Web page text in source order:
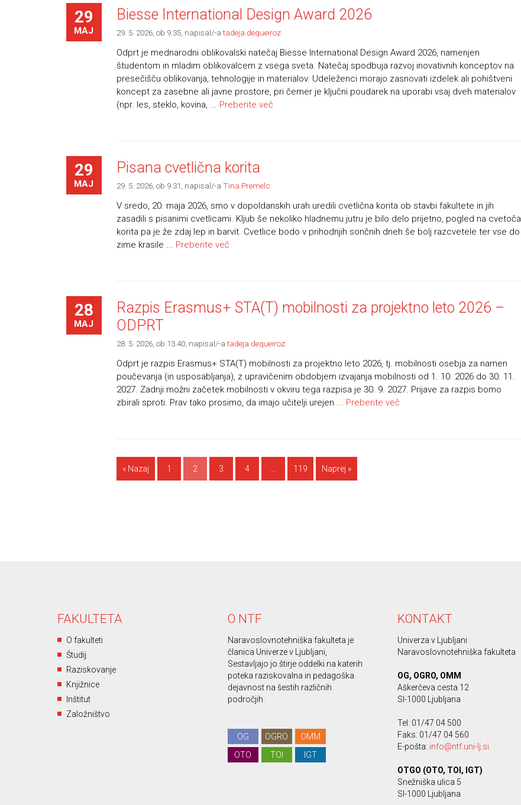
29
MAJ
Biesse International Design Award 2026
29. 5. 2026, ob 9.35, napisal/-atadeja.dequeiroz
Odprt je mednarodni oblikovalski natečaj Biesse International Design Award 2026, namenjen
študentom in mladim oblikovalcem z vsega sveta. Natečaj spodbuja razvoj inovativnih konceptov na
presečišču oblikovanja, tehnologije in materialov. Udeleženci morajo zasnovati izdelek ali pohištveni
koncept za zasebne ali javne prostore, pri čemer je ključni poudarek na uporabi vsaj dveh materialov
(npr. les, steklo, kovina, ... Preberite več
29
MAJ
Pisana cvetlična korita
29. 5. 2026, ob 9.31 , napisal/-a Tina Premelc
V sredo, 20. maja 2026, smo v dopoldanskih urah uredili cvetlična korita ob stavbi fakultete in jih
zasadili s pisanimi cvetlicami. Kljub še nekoliko hladnemu jutru je bilo delo prijetno, pogled na cvetoča
korita pa je že zdaj lep in barvit. Cvetlice bodo v prihodnjih sončnih dneh še bolj razcvetele ter vse do
zime krasile ... Preberite več
28
MAJ
Razpis Erasmus+ STA(T) mobilnosti za projektno leto 2026 –
ODPRT
28. 5. 2026, ob 13.40, napisal/-atadeja.dequeiroz
Odprt je razpis Erasmus+ STA(T) mobilnosti za projektno leto 2026, tj. mobilnosti osebja za namen
poučevanja (in usposabljanja), z upravičenim obdobjem izvajanja mobilnosti od 1. 10. 2026 do 30. 11.
2027. Zadnji možni začetek mobilnosti v okviru tega razpisa je 30. 9. 2027. Prijave za razpis bomo
zbirali sproti. Prav tako prosimo, da imajo učitelji urejen ... Preberite več
« Nazaj 1 2 3 4 119 Naprej »
FAKULTETA
O fakulteti
Študij
Raziskovanje
Knjižnice
Inštitut
Založništvo
O NTF
Naravoslovnotehniška fakulteta je
članica Univerze v Ljubljani,
Sestavljajo jo štirje oddelki na katerih
poteka raziskovalna in pedagoška
dejavnost na šestih različnih
področjih.
OG OGRO
OMM
OTO
TOI IGT
KONTAKT
Univerza v Ljubljani
Naravoslovnotehniška fakulteta
OG, OGRO, OMM
Aškerčeva cesta 12
SI-1000 Ljubljana
Tel: 01/47 04 500
Faks: 01/47 04 560
E-pošta: info@ntf.uni-lj.si
OTGO (OTO, TOI, IGT)
Snežniška ulica 5
SI-1000 Ljubljana